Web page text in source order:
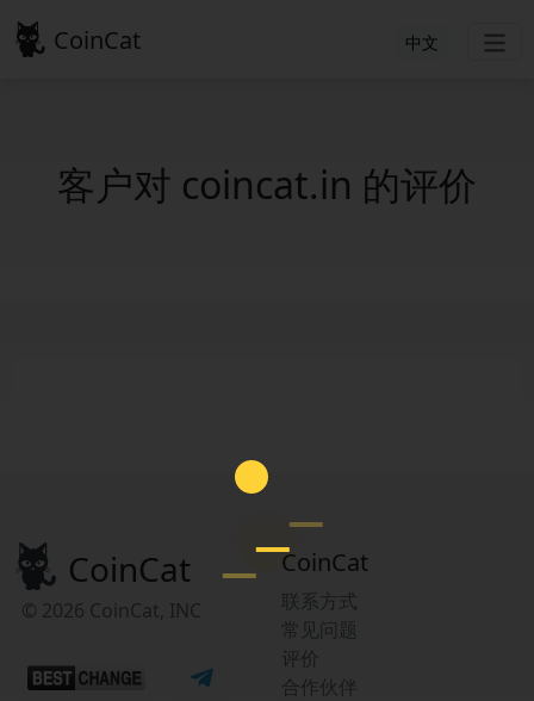
CoinCat 中文
客户对 coincat.in 的评价
CoinCat
© 2026 CoinCat, INC
CoinCat
联系方式
常见问题
评价
合作伙伴